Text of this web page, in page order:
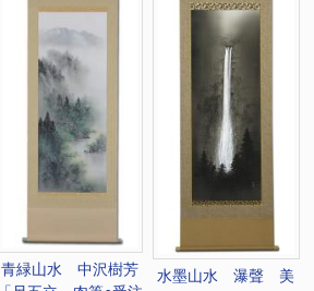
青緑山水 中沢樹芳
水墨山水 瀑聲 美